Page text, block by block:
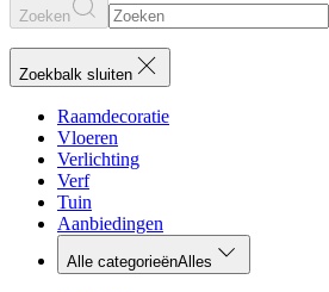
Zoeken
Zoekbalk sluiten
Raamdecoratie
Vloeren
Verlichting
Verf
Tuin
Aanbiedingen
Alle categorieënAlles